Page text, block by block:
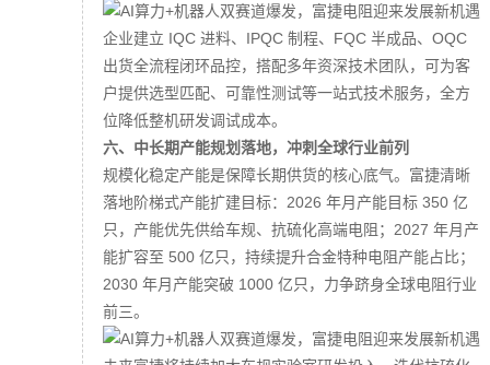
企业建立 IQC 进料、IPQC 制程、FQC 半成品、OQC
出货全流程闭环品控，搭配多年资深技术团队，可为客
户提供选型匹配、可靠性测试等一站式技术服务，全方
位降低整机研发调试成本。
六、中长期产能规划落地，冲刺全球行业前列
规模化稳定产能是保障长期供货的核心底气。富捷清晰
落地阶梯式产能扩建目标：2026 年月产能目标 350 亿
只，产能优先供给车规、抗硫化高端电阻；2027 年月产
能扩容至 500 亿只，持续提升合金特种电阻产能占比；
2030 年月产能突破 1000 亿只，力争跻身全球电阻行业
前三。